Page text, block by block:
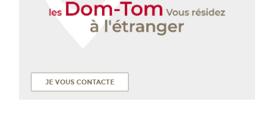
JE VOUS CONTACTE